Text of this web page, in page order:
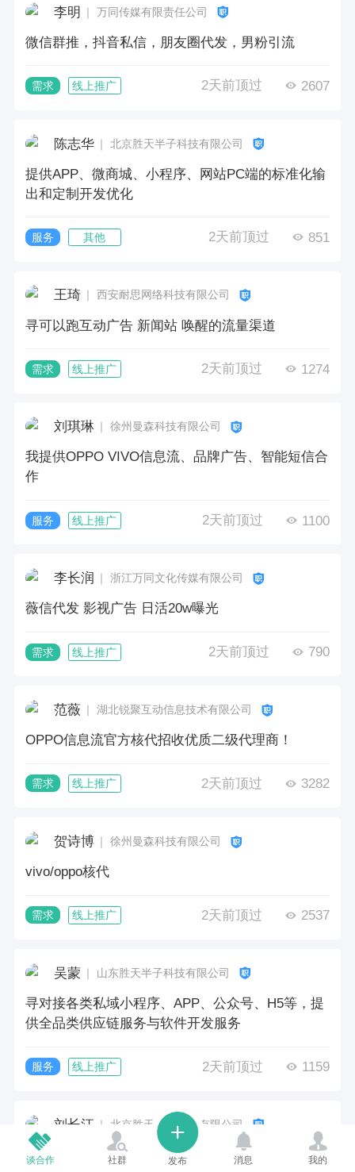
李明 ｜ 万同传媒有限责任公司
微信群推，抖音私信，朋友圈代发，男粉引流
需求 线上推广 2天前顶过 2607
陈志华 ｜ 北京胜天半子科技有限公司
提供APP、微商城、小程序、网站PC端的标准化输
出和定制开发优化
服务 其他 2天前顶过 851
王琦 ｜ 西安耐思网络科技有限公司
寻可以跑互动广告 新闻站 唤醒的流量渠道
需求 线上推广 2天前顶过 1274
刘琪琳 ｜ 徐州曼森科技有限公司
我提供OPPO VIVO信息流、品牌广告、智能短信合
作
服务 线上推广 2天前顶过 1100
李长润 ｜ 浙江万同文化传媒有限公司
薇信代发 影视广告 日活20w曝光
需求 线上推广 2天前顶过 790
范薇 ｜ 湖北锐聚互动信息技术有限公司
OPPO信息流官方核代招收优质二级代理商！
需求 线上推广 2天前顶过 3282
贺诗博 ｜ 徐州曼森科技有限公司
vivo/oppo核代
需求 线上推广 2天前顶过 2537
吴蒙 ｜ 山东胜天半子科技有限公司
寻对接各类私域小程序、APP、公众号、H5等，提
供全品类供应链服务与软件开发服务
服务 线上推广 2天前顶过 1159
刘长江 ｜ 北京胜天半子科技有限公司
供应链一站式服务
谈合作 社群 发布 消息 我的